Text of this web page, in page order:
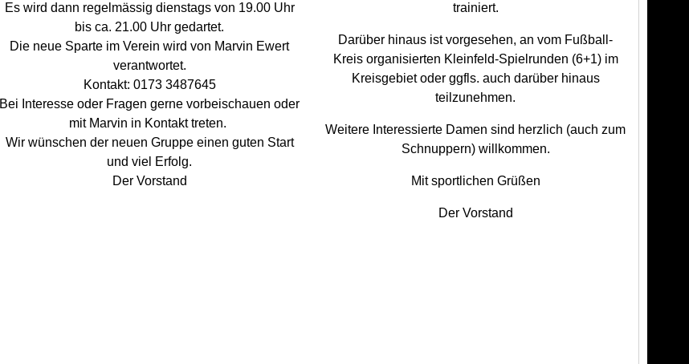
Es wird dann regelmässig dienstags von 19.00 Uhr
bis ca. 21.00 Uhr gedartet.
Die neue Sparte im Verein wird von Marvin Ewert
verantwortet.
Kontakt: 0173 3487645
Bei Interesse oder Fragen gerne vorbeischauen oder
mit Marvin in Kontakt treten.
Wir wünschen der neuen Gruppe einen guten Start
und viel Erfolg.
Der Vorstand
trainiert.
Darüber hinaus ist vorgesehen, an vom Fußball-
Kreis organisierten Kleinfeld-Spielrunden (6+1) im
Kreisgebiet oder ggfls. auch darüber hinaus
teilzunehmen.
Weitere Interessierte Damen sind herzlich (auch zum
Schnuppern) willkommen.
Mit sportlichen Grüßen
Der Vorstand